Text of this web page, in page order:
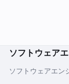
ソフトウェア
ソフトウェアエン